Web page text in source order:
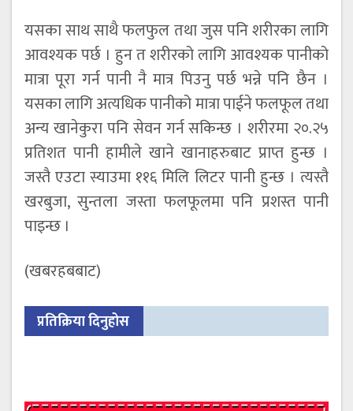
यसका साथ साथै फलफुल तथा जुस पनि शरीरका लागि
आवश्यक पर्छ । हुन त शरीरको लागि आवश्यक पानीको
मात्रा पूरा गर्न पानी नै मात्र पिउनु पर्छ भन्ने पनि छैन ।
यसका लागि अत्यधिक पानीको मात्रा पाईने फलफूल तथा
अन्य खानेकुरा पनि सेवन गर्न सकिन्छ । शरीरमा २०.२५
प्रतिशत पानी हामीले खाने खानाहरुबाट प्राप्त हुन्छ ।
जस्तै एउटा स्याउमा ११६ मिलि लिटर पानी हुन्छ । त्यस्तै
खरबुजा, सुन्तला जस्ता फलफूलमा पनि प्रशस्त पानी
पाइन्छ ।
(खबरहबबाट)
प्रतिक्रिया दिनुहोस